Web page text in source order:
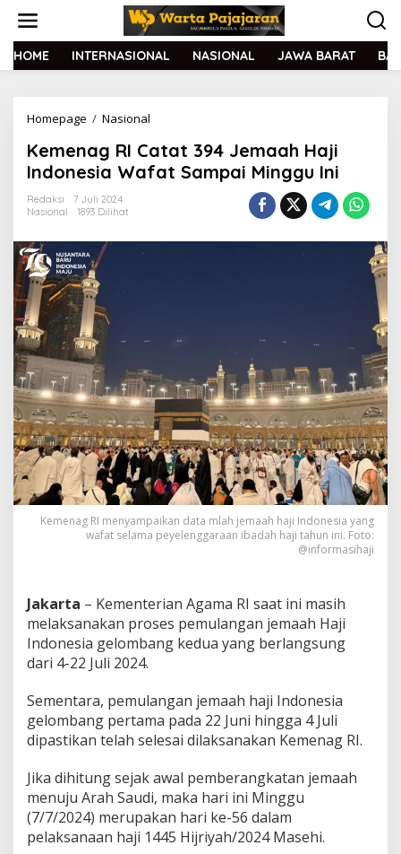
t
HOME INTERNASIONAL NASIONAL JAWA BARAT
Homepage / Nasional
m
e
n
4
J
e
m
a
a
h
H
a
j
i
o
n
s
W
a
f
a
S
a
m
p
a
Kemenag RI Catat 394 Jemaah Haji
Indonesia Wafat Sampai Minggu Ini
Redaksi
7 Juli 2024
Nasional
1893 Dilihat
Kemenag RI menyampaikan data mlah jemaah haji Indonesia yang
wafat selama peyelenggaraan ibadah haji tahun ini. Foto:
@informasihaji
Jakarta – Kementerian Agama RI saat ini masih
melaksanakan proses pemulangan jemaah Haji
Indonesia gelombang kedua yang berlangsung
dari 4-22 Juli 2024.
Sementara, pemulangan jemaah haji Indonesia
gelombang pertama pada 22 Juni hingga 4 Juli
dipastikan telah selesai dilaksanakan Kemenag RI.
Jika dihitung sejak awal pemberangkatan jemaah
menuju Arah Saudi, maka hari ini Minggu
(7/7/2024) merupakan hari ke-56 dalam
pelaksanaan haji 1445 Hijriyah/2024 Masehi.